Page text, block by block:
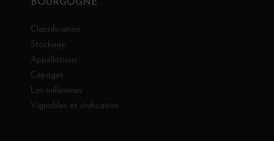
BOURGOGNE
Classification
Stockage
Appellations
Cépages
Les millésimes
Vignobles et vinification